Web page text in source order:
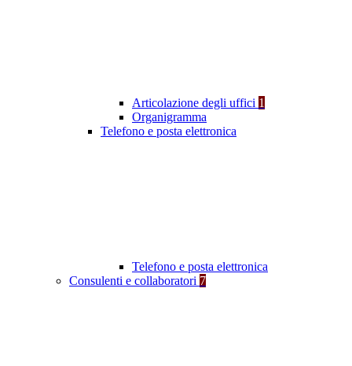
Articolazione degli uffici 1
Organigramma
Telefono e posta elettronica
Telefono e posta elettronica
Consulenti e collaboratori 7